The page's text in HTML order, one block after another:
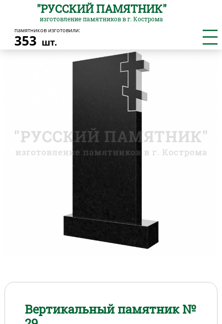
"РУССКИЙ ПАМЯТНИК"
изготовление памятников в г. Кострома
памятников изготовили:
353 шт.
Главная / Вертикальные
Вертикальный памятник №